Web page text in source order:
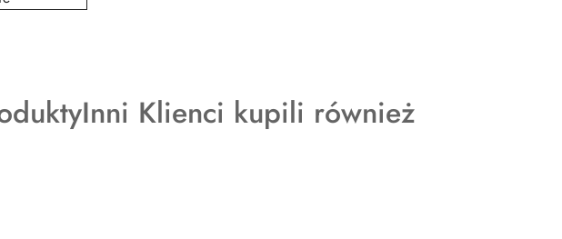
Produkty
Inni Klienci kupili również